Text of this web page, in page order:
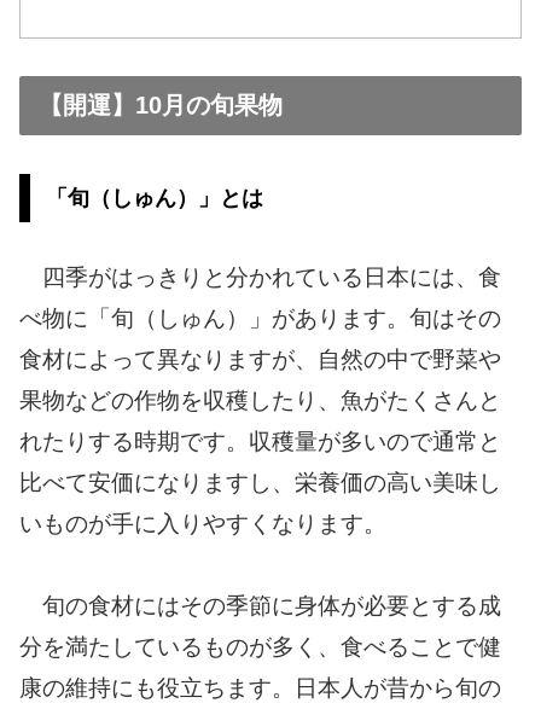
【開運】10月の旬果物
「旬（しゅん）」とは
四季がはっきりと分かれている日本には、食
べ物に「旬（しゅん）」があります。旬はその
食材によって異なりますが、自然の中で野菜や
果物などの作物を収穫したり、魚がたくさんと
れたりする時期です。収穫量が多いので通常と
比べて安価になりますし、栄養価の高い美味し
いものが手に入りやすくなります。
旬の食材にはその季節に身体が必要とする成
分を満たしているものが多く、食べることで健
康の維持にも役立ちます。日本人が昔から旬の